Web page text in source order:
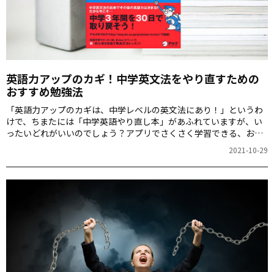
英語力アップのカギ！中学英文法をやり直すための
おすすめ勉強法
「英語力アップのカギは、中学レベルの英文法にあり！」というわ
けで、ちまたには「中学英語やり直し本」があふれていますが、い
ったいどれがいいのでしょう？アプリでさくさく学習できる、おす
2021-10-29